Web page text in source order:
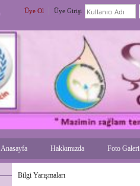
Üye Ol Üye Girişi
Anasayfa Hakkımızda Foto Galeri
Bilgi Yarışmaları